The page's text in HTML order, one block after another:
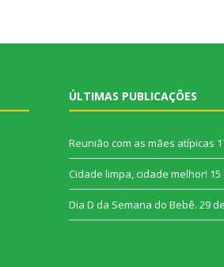
ÚLTIMAS PUBLICAÇÕES
Reunião com as mães atípicas
Cidade limpa, cidade melhor!
Dia D da Semana do Bebê. 29